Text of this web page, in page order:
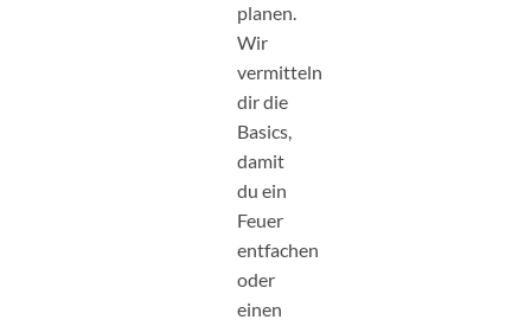
planen.
Wir
vermitteln
dir die
Basics,
damit
du ein
Feuer
entfachen
oder
einen